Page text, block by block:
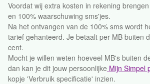
Voordat wij extra kosten in rekening
en 100% waarschuwing sms'jes.
Na het ontvangen van de 100% sms wordt
tarief gehanteerd. Je betaalt per MB buiten
cent.
Mocht je willen weten hoeveel MB's buiten
dan kan je dit jouw persoonlijke Mijn Simpel
kopje 'Verbruik specificatie' inzien.